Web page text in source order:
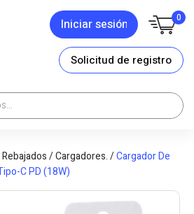
Iniciar sesión 0
Solicitud de registro
/Cargadores./Cargador De
C PD (18W)